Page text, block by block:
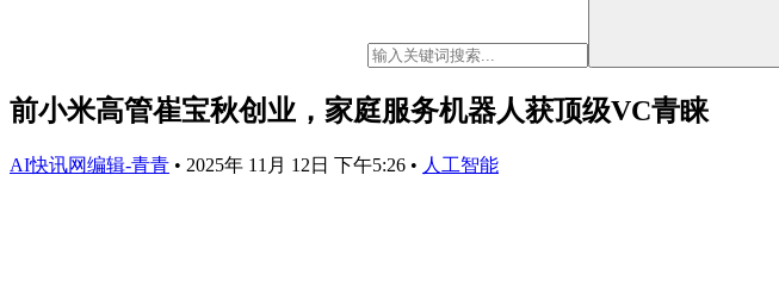
前小米高管崔宝秋创业，家庭服务机器人获顶级VC青睐
AI快讯网编辑-青青 • 2025年 11月 12日 下午5:26 • 人工智能